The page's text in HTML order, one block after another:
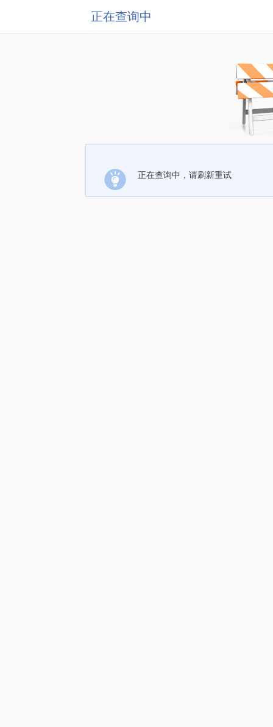
正在查询中
正在查询中，请刷新重试